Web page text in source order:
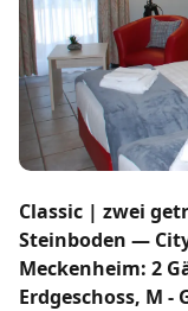
Classic | zwei
Steinboden —
Meckenheim: 2
Erdgeschoss, M -